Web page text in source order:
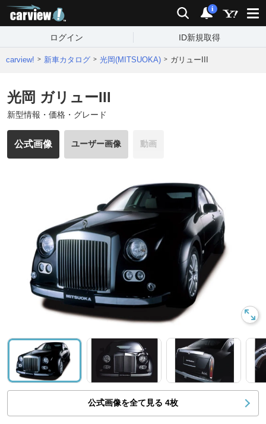
検索 通知
i
ログイン ID新規取得
carview! 新車カタログ 光岡(MITSUOKA) ガリューIII
光岡 ガリューIII
新型情報・価格・グレード
公式画像 ユーザー画像 動画
公式画像を全て見る 4枚